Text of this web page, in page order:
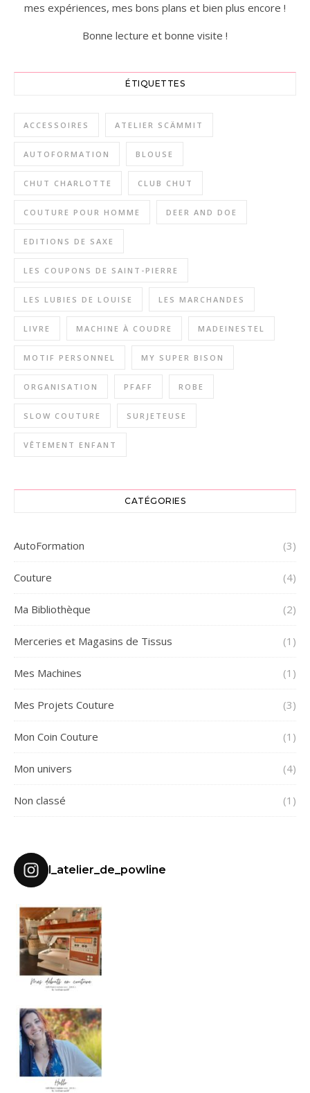
mes expériences, mes bons plans et bien plus encore !
Bonne lecture et bonne visite !
ÉTIQUETTES
ACCESSOIRES ATELIER SCÄMMIT
AUTOFORMATION BLOUSE
CHUT CHARLOTTE CLUB CHUT
COUTURE POUR HOMME DEER AND DOE
EDITIONS DE SAXE
LES COUPONS DE SAINT-PIERRE
LES LUBIES DE LOUISE LES MARCHANDES
LIVRE MACHINE À COUDRE MADEINESTEL
MOTIF PERSONNEL MY SUPER BISON
ORGANISATION PFAFF ROBE
SLOW COUTURE SURJETEUSE
VÊTEMENT ENFANT
CATÉGORIES
AutoFormation (3)
Couture (4)
Ma Bibliothèque (2)
Merceries et Magasins de Tissus (1)
Mes Machines (1)
Mes Projets Couture (3)
Mon Coin Couture (1)
Mon univers (4)
Non classé (1)
l_atelier_de_powline
MES DÉBUTS EN C
HELLO
Je